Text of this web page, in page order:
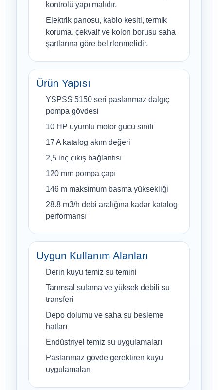
kontrolü yapılmalıdır.
Elektrik panosu, kablo kesiti, termik
koruma, çekvalf ve kolon borusu saha
şartlarına göre belirlenmelidir.
Ürün Yapısı
YSPSS 5150 seri paslanmaz dalgıç
pompa gövdesi
10 HP uyumlu motor gücü sınıfı
17 A katalog akım değeri
2,5 inç çıkış bağlantısı
120 mm pompa çapı
146 m maksimum basma yüksekliği
28.8 m3/h debi aralığına kadar katalog
performansı
Uygun Kullanım Alanları
Derin kuyu temiz su temini
Tarımsal sulama ve yüksek debili su
transferi
Depo dolumu ve saha su besleme
hatları
Endüstriyel temiz su uygulamaları
Paslanmaz gövde gerektiren kuyu
uygulamaları